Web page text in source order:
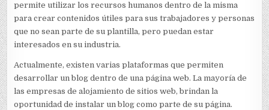
permite utilizar los recursos humanos dentro de la misma
para crear contenidos útiles para sus trabajadores y personas
que no sean parte de su plantilla, pero puedan estar
interesados en su industria.
Actualmente, existen varias plataformas que permiten
desarrollar un blog dentro de una página web. La mayoría de
las empresas de alojamiento de sitios web, brindan la
oportunidad de instalar un blog como parte de su página.